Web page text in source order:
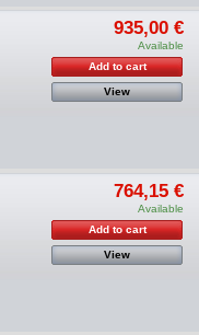
935,00 €
Available
Add to cart
View
764,15 €
Available
Add to cart
View